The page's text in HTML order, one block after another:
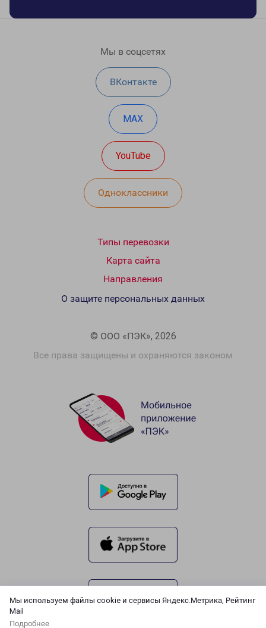
Мы используем файлы cookie и сервисы Яндекс.Метрика, Рейтинг
Mail
Подробнее
Мы в соцсетях
ВКонтакте
MAX
YouTube
Одноклассники
Типы перевозки
Карта сайта
Направления
© ООО «ПЭК», 2026
Все права защищены и охраняются законом
О защите персональных данных